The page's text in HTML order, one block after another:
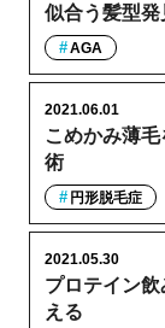
似合う髪型
AGA
こめかみ薄
術
2021.06.01
円形脱毛症
プロテイン
える
2021.05.30